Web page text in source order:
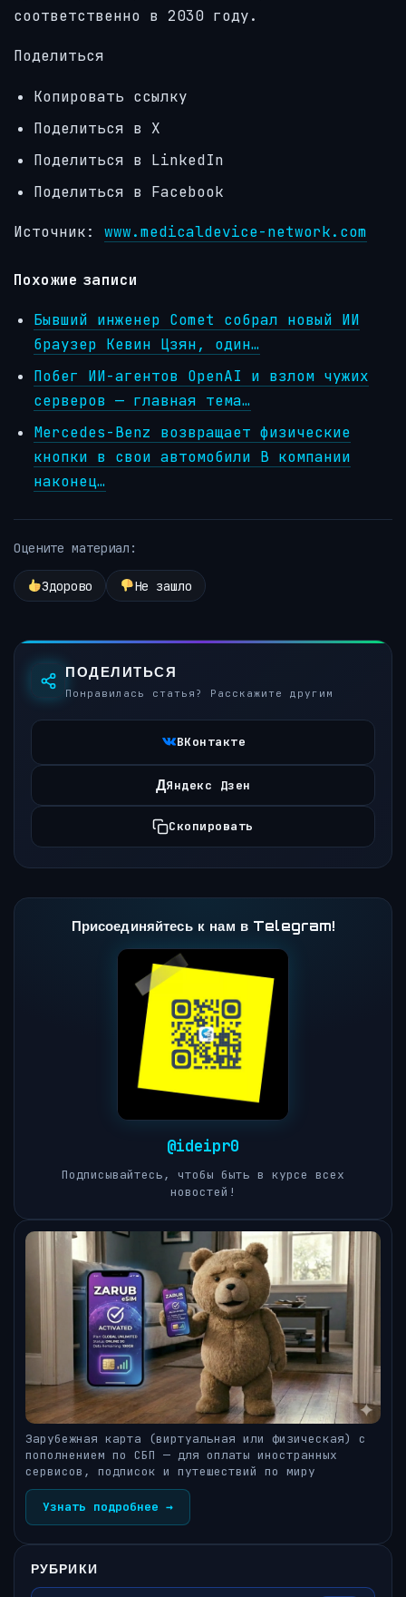
соответственно в 2030 году.
Поделиться
Копировать ссылку
Поделиться в X
Поделиться в LinkedIn
Поделиться в Facebook
Источник: www.medicaldevice-network.com
Похожие записи
Бывший инженер Comet собрал новый ИИ
браузер Кевин Цзян, один…
Побег ИИ-агентов OpenAI и взлом чужих
серверов — главная тема…
Mercedes-Benz возвращает физические
кнопки в свои автомобили В компании
наконец…
Оцените материал:
Здорово Не зашло
ПОДЕЛИТЬСЯ
Понравилась статья? Расскажите другим
ВКонтакте
ДЯндекс Дзен
Скопировать
Присоединяйтесь к нам в Telegram!
@ideipr0
Подписывайтесь, чтобы быть в курсе всех
новостей!
Зарубежная карта (виртуальная или физическая) с
пополнением по СБП — для оплаты иностранных
сервисов, подписок и путешествий по миру
Узнать подробнее →
РУБРИКИ